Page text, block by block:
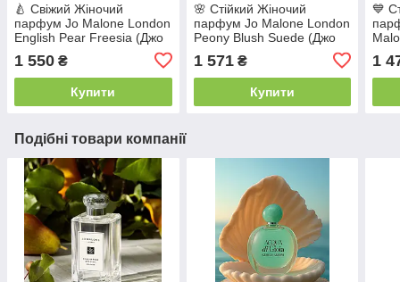
🍐 Свіжий Жіночий
парфум Jo Malone London
English Pear Freesia (Джо
Малон Інгліш Пеа Фрезія)
100 мл Квітково-
фруктовий аромат
1 550 ₴
Купити
🌸 Стійкий Жіночий
парфум Jo Malone London
Peony Blush Suede (Джо
Замша) 100 мл Квітковий
аромат
1 571₴
Купити
💙
мл.
1
Подібні товари компанії